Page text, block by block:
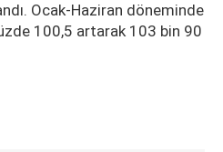
Ocak-Haziran döneminde
100,5 artarak 103 bin 90